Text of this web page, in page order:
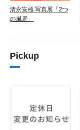
清永安雄 写真展「2つ
の風景」
Pickup